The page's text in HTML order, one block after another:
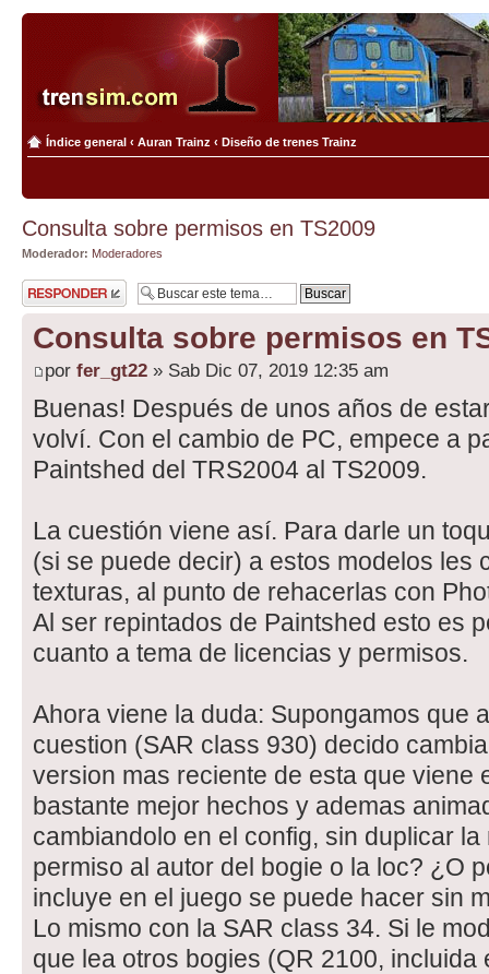
Índice general ‹ Auran Trainz ‹ Diseño de trenes Trainz
Consulta sobre permisos en TS2009
Moderador: Moderadores
Publicar una
respuesta
Consulta sobre permisos en
por fer_gt22 » Sab Dic 07, 2019 12:35 am
Buenas! Después de unos años de
volví. Con el cambio de PC, empece a
Paintshed del TRS2004 al TS2009.
La cuestión viene así. Para darle un
(si se puede decir) a estos modelos les
texturas, al punto de rehacerlas con
Al ser repintados de Paintshed esto es
cuanto a tema de licencias y permisos.
Ahora viene la duda: Supongamos que
cuestion (SAR class 930) decido
version mas reciente de esta que viene
bastante mejor hechos y ademas
cambiandolo en el config, sin duplicar
permiso al autor del bogie o la loc? ¿O
incluye en el juego se puede hacer sin
Lo mismo con la SAR class 34. Si le
que lea otros bogies (QR 2100, incluida